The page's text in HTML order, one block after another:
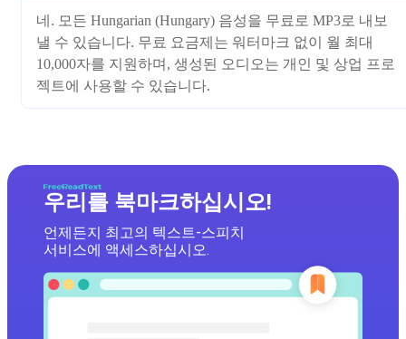
네. 모든 Hungarian (Hungary) 음성을 무료로 MP3로 내보
낼 수 있습니다. 무료 요금제는 워터마크 없이 월 최대
10,000자를 지원하며, 생성된 오디오는 개인 및 상업 프로
젝트에 사용할 수 있습니다.
우리를 북마크하십시오!
언제든지 최고의 텍스트-스피치
서비스에 액세스하십시오.